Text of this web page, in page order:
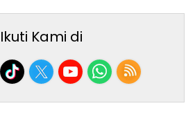
Ikuti Kami di